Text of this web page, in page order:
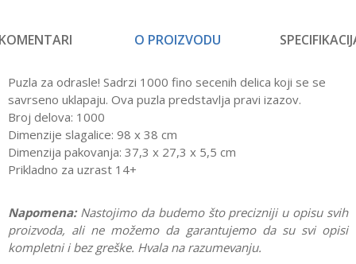
O PROIZVODU
Puzla za odrasle! Sadrzi 1000 fino secenih delica koji se se
savrseno uklapaju. Ova puzla predstavlja pravi izazov.
Broj delova: 1000
Dimenzije slagalice: 98 x 38 cm
Dimenzija pakovanja: 37,3 x 27,3 x 5,5 cm
Prikladno za uzrast 14+
Napomena: Nastojimo da budemo što precizniji u opisu svih
proizvoda, ali ne možemo da garantujemo da su svi opisi
kompletni i bez greške. Hvala na razumevanju.